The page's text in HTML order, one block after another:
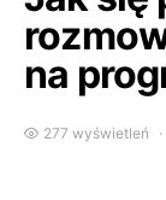
na
277 wyświetleń